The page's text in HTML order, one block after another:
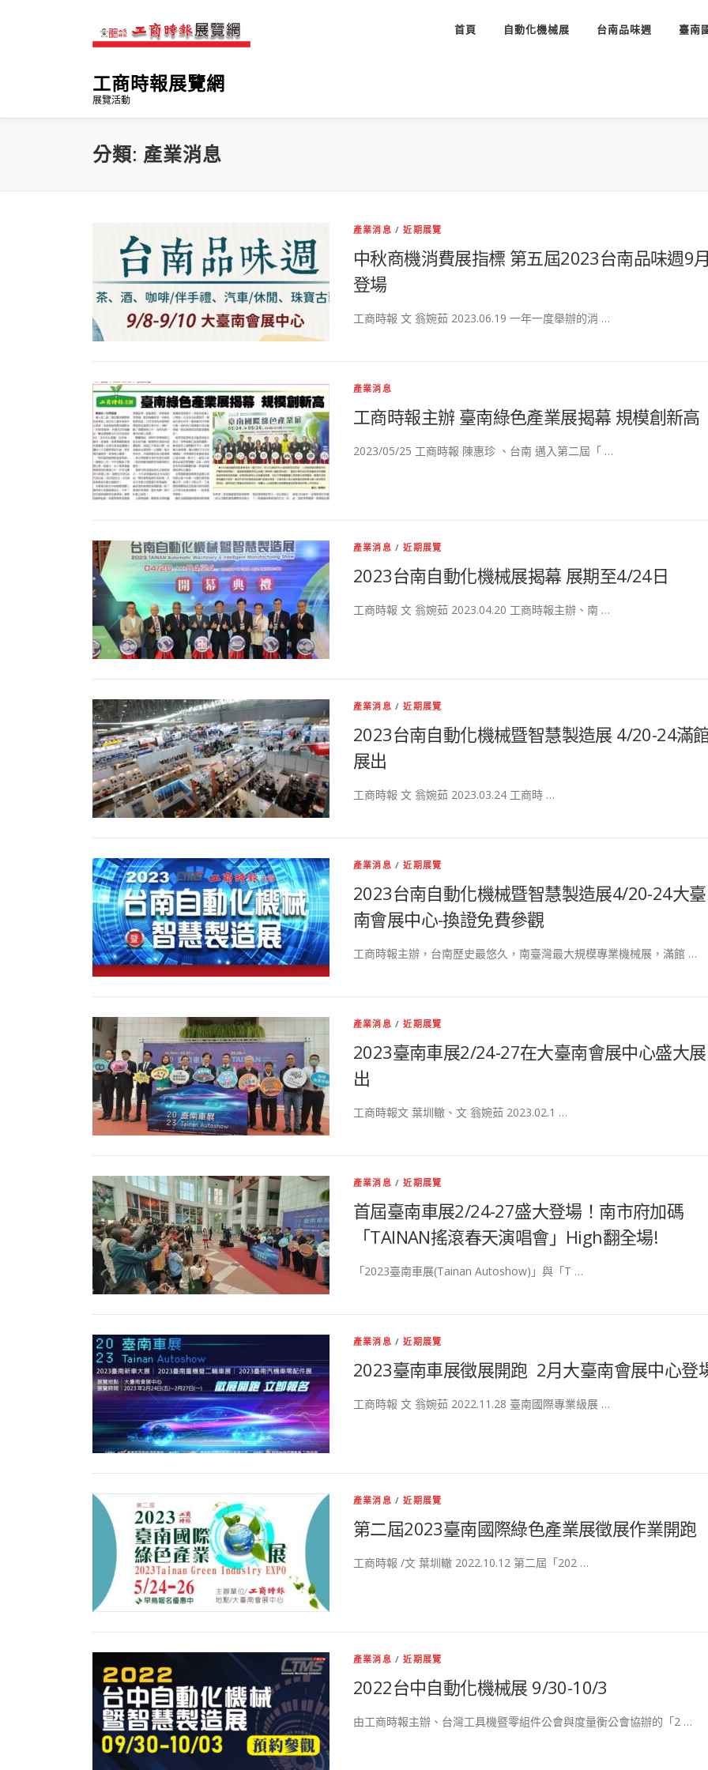
工商時報展覽網
展覽活動
首頁 自動化機械展 台南品味週 臺南
分類: 產業消息
產業消息 /近期展覽
中秋商機消費展指標 第五屆2023台南品味週9
登場
工商時報 文 翁婉茹 2023.06.19 一年一度舉辦的消 …
產業消息
工商時報主辦 臺南綠色產業展揭幕 規模創新高
2023/05/25 工商時報 陳惠珍 、台南 邁入第二屆「 …
產業消息 /近期展覽
2023台南自動化機械展揭幕 展期至4/24日
工商時報 文 翁婉茹 2023.04.20 工商時報主辦、南 …
產業消息 /近期展覽
2023台南自動化機械暨智慧製造展 4/20-24滿
展出
工商時報 文 翁婉茹 2023.03.24 工商時 …
產業消息 /近期展覽
2023台南自動化機械暨智慧製造展4/20-24大臺
南會展中心-換證免費參觀
工商時報主辦，台南歷史最悠久，南臺灣最大規模專業機械展，滿館 …
產業消息 /近期展覽
2023臺南車展2/24-27在大臺南會展中心盛大展
出
工商時報文 葉圳轍、文 翁婉茹 2023.02.1 …
產業消息 /近期展覽
首屆臺南車展2/24-27盛大登場！南市府加碼
「TAINAN搖滾春天演唱會」High翻全場!
「2023臺南車展(Tainan Autoshow)」與「T …
產業消息 /近期展覽
2023臺南車展徵展開跑 2月大臺南會展中心登
工商時報 文 翁婉茹 2022.11.28 臺南國際專業級展 …
產業消息 /近期展覽
第二屆2023臺南國際綠色產業展徵展作業開跑
工商時報 /文 葉圳轍 2022.10.12 第二屆「202 …
產業消息 /近期展覽
2022台中自動化機械展 9/30-10/3
由工商時報主辦、台灣工具機暨零組件公會與度量衡公會協辦的「2 …